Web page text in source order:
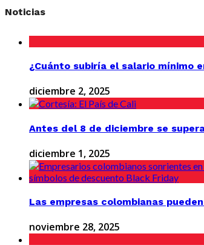
Noticias
¿Cuánto subiría el salario mínimo
diciembre 2, 2025
Antes del 8 de diciembre se
diciembre 1, 2025
Las empresas colombianas
noviembre 28, 2025